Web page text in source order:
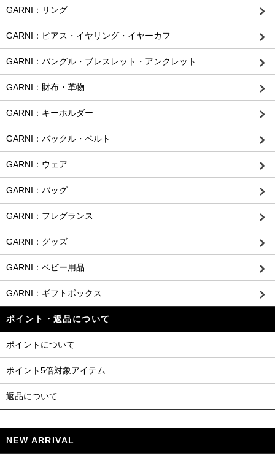
GARNI：リング
GARNI：ピアス・イヤリング・イヤーカフ
GARNI：バングル・ブレスレット・アンクレット
GARNI：財布・革物
GARNI：キーホルダー
GARNI：バックル・ベルト
GARNI：ウェア
GARNI：バッグ
GARNI：フレグランス
GARNI：グッズ
GARNI：ベビー用品
GARNI：ギフトボックス
ポイント・返品について
ポイントについて
ポイント5倍対象アイテム
返品について
NEW ARRIVAL